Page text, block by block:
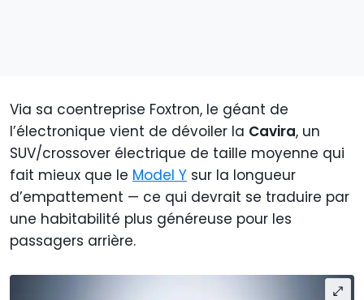
Via sa coentreprise Foxtron, le géant de
l’électronique vient de dévoiler la Cavira, un
SUV/crossover électrique de taille moyenne qui
fait mieux que le Model Y sur la longueur
d’empattement — ce qui devrait se traduire par
une habitabilité plus généreuse pour les
passagers arrière.